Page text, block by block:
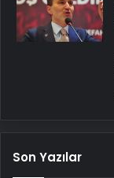
Son Yazılar